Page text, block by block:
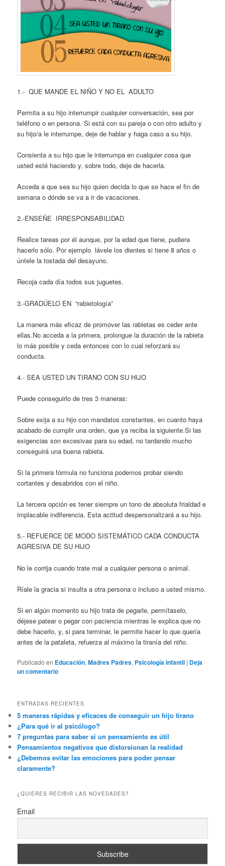
1.- QUE MANDE EL NIÑO Y NO EL ADULTO
Permita a su hijo interrumpir cualquier conversación, sea por
teléfono o en persona. Si está con su pareja o con otro adulto y
su hijo/a le interrumpe, deje de hablar y haga caso a su hijo.
Consienta a su hijo que le interrumpa en cualquier cosa que
usted esté haciendo y, sobre todo, deje de hacerla.
Acceda a que sea su hijo quien decida lo que se hace el fin de
semana o dónde se va a ir de vacaciones.
2.-ENSEÑE IRRESPONSABILIDAD
Realice tareas por él aunque, por la edad que tiene, pudiera
hacerlo sólo. Por ejemplo lávele los dientes si tiene 8 años o
úntele la tostada del desayuno.
Recoja cada día todos sus juguetes.
3.-GRADÚELO EN “rabietología”
La manera más eficaz de promover las rabietas es ceder ante
ellas.No acceda a la primera, prolongue la duración de la rabieta
lo más posible y ceda entonces con lo cual reforzará su
conducta.
4.- SEA USTED UN TIRANO CON SU HIJO
Puede conseguirlo de tres 3 maneras:
Sobre exija a su hijo con mandatos constantes, en cuanto haya
acabado de cumplir una orden, que ya reciba la siguiente.Si las
exigencias son excesivas para su edad, no tardando mucho
conseguirá una buena rabieta.
Si la primera fórmula no funciona podemos probar siendo
cortantes y desabridos con el niño.
La tercera opción es tener siempre un tono de absoluta frialdad e
implacable indiferencia. Esta actitud despersonalizará a su hijo.
5.- REFUERCE DE MODO SISTEMÁTICO CADA CONDUCTA
AGRESIVA DE SU HIJO
No le corrija cuando trate mal a cualquier persona o animal.
Ríale la gracia si insulta a otra persona o incluso a usted mismo.
Si en algún momento su hijo trata de pegarle, permítaselo,
déjese patear o pegar con paciencia mientras le explica que no
debe hacerlo, y, si para terminar, le permite hacer lo que quería
antes de la pataleta, refuerza al máximo la tiranía del niño.
Publicado en Educación,Madres Padres, Psicología infantil | Deja
un comentario
ENTRADAS RECIENTES
5 maneras rápidas y eficaces de conseguir un hijo tirano
¿Para qué ir al psicólogo?
7 preguntas para saber si un pensamiento es útil
Pensamientos negativos que distorsionan la realidad
¿Debemos evitar las emociones para poder pensar
claramente?
¿QUIERES RECIBIR LAS NOVEDADES?
Email